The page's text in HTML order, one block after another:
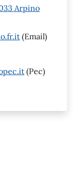
Arpino
(Email)
(Pec)